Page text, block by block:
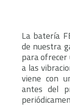
La batería
de nuestra
para
a las
viene con
antes del